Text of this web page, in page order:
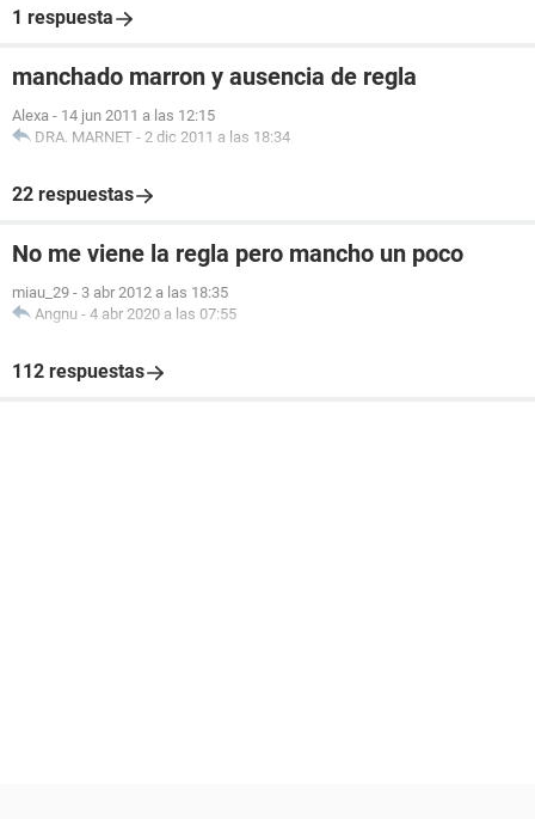
1 respuesta
manchado marron y ausencia de regla
Alexa - 14 jun 2011 a las 12:15
DRA. MARNET - 2 dic 2011 a las 18:34
22 respuestas
No me viene la regla pero mancho un poco
miau_29 - 3 abr 2012 a las 18:35
Angnu - 4 abr 2020 a las 07:55
112 respuestas